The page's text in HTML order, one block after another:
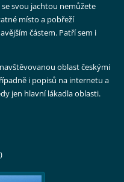
svou jachtou nemůžete
místo a pobřeží
částem. Patří sem i
oblast českými
i popisů na internetu a
jen hlavní lákadla oblasti.
)